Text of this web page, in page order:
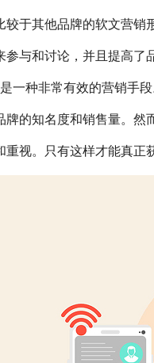
较于其他品牌的软文营
参与和讨论，并且提高了
一种非常有效的营销手
牌的知名度和销售量。
视。只有这样才能真正